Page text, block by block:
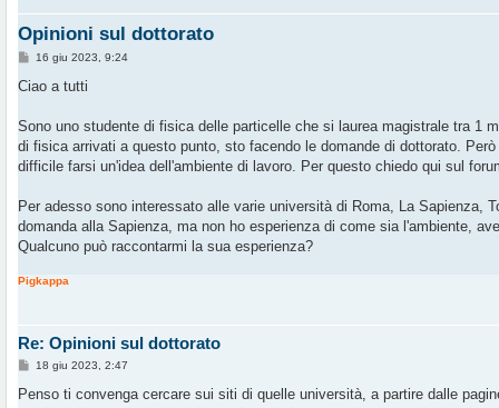
Opinioni sul dottorato
M
s
g
o
16 giu 2023, 9:24
Ciao a tutti
Sono uno studente di fisica delle particelle che si laurea magistrale tra 1
di fisica arrivati a questo punto, sto facendo le domande di dottorato.
difficile farsi un'idea dell'ambiente di lavoro. Per questo chiedo qui sul
Per adesso sono interessato alle varie università di Roma, La Sapienza,
domanda alla Sapienza, ma non ho esperienza di come sia l'ambiente,
Qualcuno può raccontarmi la sua esperienza?
Pigkappa
Re: Opinioni sul dottorato
M
s
18 giu 2023, 2:47
Penso ti convenga cercare sui siti di quelle università, a partire dalle